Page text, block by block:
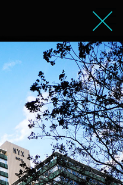
בניינים בתל